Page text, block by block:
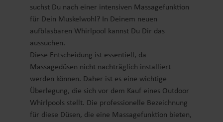
suchst Du nach einer intensiven Massagefunktion
für Dein Muskelwohl? In Deinem neuen
aufblasbaren Whirlpool kannst Du Dir das
aussuchen.
Diese Entscheidung ist essentiell, da
Massagedüsen nicht nachträglich installiert
werden können. Daher ist es eine wichtige
Überlegung, die sich vor dem Kauf eines Outdoor
Whirlpools stellt. Die professionelle Bezeichnung
für diese Düsen, die eine Massagefunktion bieten,